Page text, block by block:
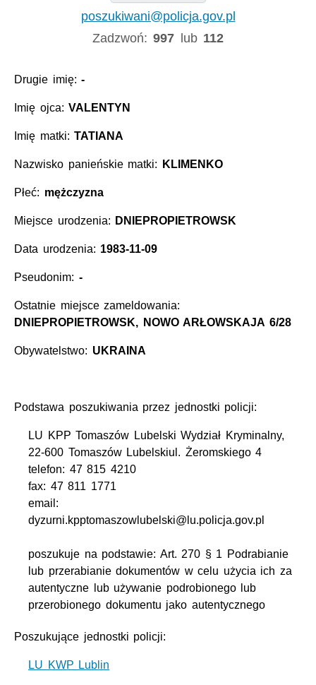
poszukiwani@policja.gov.pl
Zadzwoń:997 lub 112
Drugie imię:-
Imię ojca:VALENTYN
Imię matki:TATIANA
Nazwisko panieńskie matki: KLIMENKO
Płeć: mężczyzna
Miejsce urodzenia: DNIEPROPIETROWSK
Data urodzenia: 1983-11-09
Pseudonim: -
Ostatnie miejsce zameldowania:
DNIEPROPIETROWSK, NOWO ARŁOWSKAJA 6/28
Obywatelstwo: UKRAINA
Podstawa poszukiwania przez jednostki policji:
LU KPP Tomaszów Lubelski Wydział Kryminalny,
22-600 Tomaszów Lubelskiul. Żeromskiego 4
telefon: 47 815 4210
fax: 47 811 1771
email:
dyzurni.kpptomaszowlubelski@lu.policja.gov.pl
poszukuje na podstawie: Art. 270 § 1 Podrabianie
lub przerabianie dokumentów w celu użycia ich za
autentyczne lub używanie podrobionego lub
przerobionego dokumentu jako autentycznego
Poszukujące jednostki policji:
LU KWP Lublin